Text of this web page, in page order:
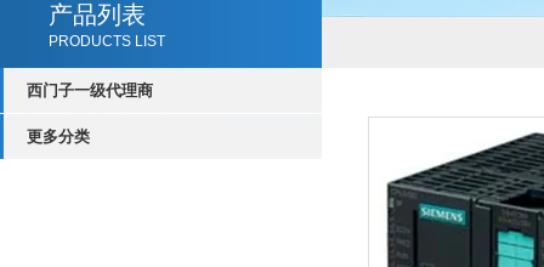
产品列表
PRODUCTS LIST
西门子一级代理商
更多分类